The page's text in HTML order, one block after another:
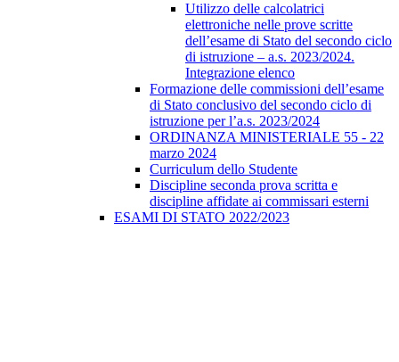
Utilizzo delle calcolatrici
elettroniche nelle prove scritte
dell’esame di Stato del secondo ciclo
di istruzione – a.s. 2023/2024.
Integrazione elenco
Formazione delle commissioni dell’esame
di Stato conclusivo del secondo ciclo di
istruzione per l’a.s. 2023/2024
ORDINANZA MINISTERIALE 55 - 22
marzo 2024
Curriculum dello Studente
Discipline seconda prova scritta e
discipline affidate ai commissari esterni
ESAMI DI STATO 2022/2023